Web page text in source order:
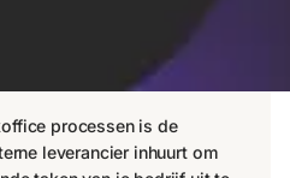
processen is de
leverancier inhuurt om